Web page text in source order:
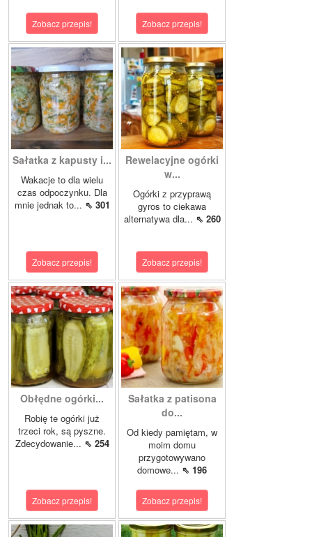
Zobacz przepis! Zobacz przepis!
Sałatka z kapusty i...
Wakacje to dla wielu
czas odpoczynku. Dla
mnie jednak to... ⇖ 301
Zobacz przepis!
Rewelacyjne ogórki
w...
Ogórki z przyprawą
gyros to ciekawa
alternatywa dla... ⇖ 260
Zobacz przepis!
Obłędne ogórki...
Robię te ogórki już
trzeci rok, są pyszne.
Zdecydowanie... ⇖ 254
Zobacz przepis!
Sałatka z patisona
do...
Od kiedy pamiętam, w
moim domu
przygotowywano
domowe... ⇖ 196
Zobacz przepis!